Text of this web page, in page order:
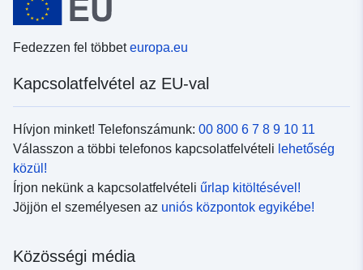
Fedezzen fel többeteuropa.eu
Kapcsolatfelvétel az EU-val
Hívjon minket! Telefonszámunk: 00 800 6 7 8 9 10 11
Válasszon a többi telefonos kapcsolatfelvételi lehetőség
közül!
Írjon nekünk a kapcsolatfelvételi űrlap kitöltésével!
Jöjjön el személyesen az uniós központok egyikébe!
Közösségi média